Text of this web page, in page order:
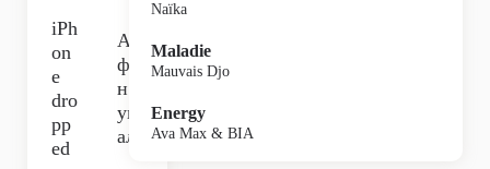
iPh
on
e
dro
pp
ed
Ай
фо
н
уп
ал.
Naïka
Maladie
Mauvais Djo
Energy
Ava Max & BIA